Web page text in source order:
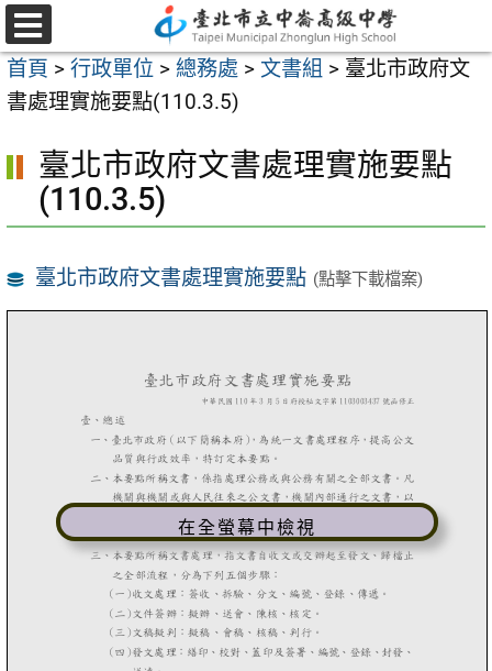
跳
至
主
要
容
選
單
首頁 > 行政單位 > 總務處 > 文書組 > 臺北市政府文
書處理實施要點(110.3.5)
臺北市政府文書處理實施要點
(110.3.5)
臺北市政府文書處理實施要點 (點擊下載檔案)
在全螢幕中檢視